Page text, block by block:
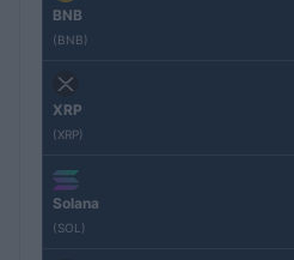
BNB
(BNB)
XRP
(XRP)
Solana
(SOL)